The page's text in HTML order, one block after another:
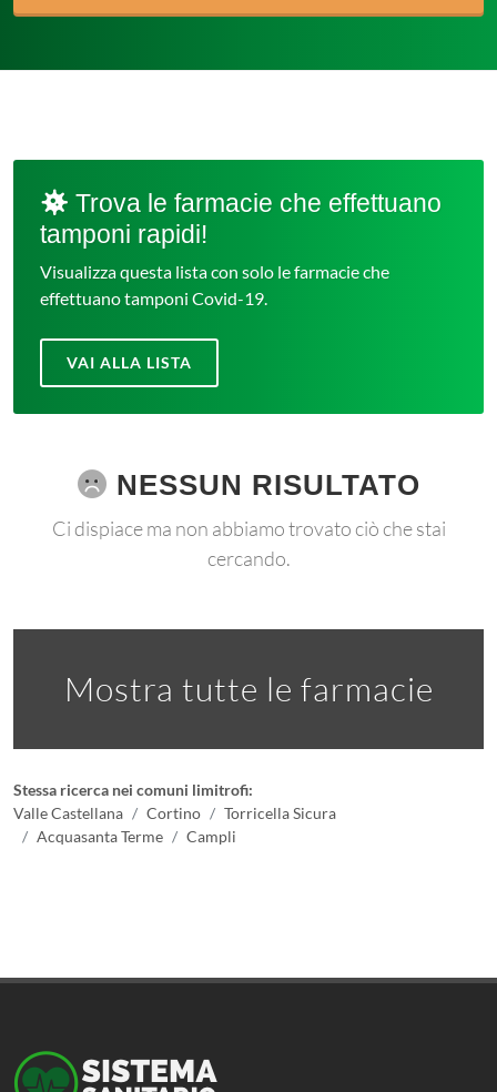
Trova le farmacie che effettuano
tamponi rapidi!
Visualizza questa lista con solo le farmacie che
effettuano tamponi Covid-19.
VAI ALLA LISTA
NESSUN RISULTATO
Ci dispiace ma non abbiamo trovato ciò che stai
cercando.
Mostra tutte le farmacie
Stessa ricerca nei comuni limitrofi:
Valle Castellana
Cortino
Torricella Sicura
Acquasanta Terme
Campli